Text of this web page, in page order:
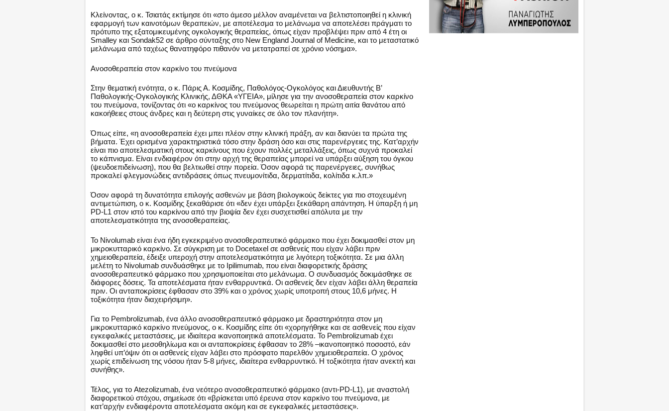
Κλείνοντας, ο κ. Τσιατάς εκτίμησε ότι «στο άμεσο μέλλον αναμένεται να βελτιστοποιηθεί η κλινική
εφαρμογή των καινοτόμων θεραπειών, με αποτέλεσμα το μελάνωμα να αποτελέσει πράγματι το
πρότυπο της εξατομικευμένης ογκολογικής θεραπείας, όπως είχαν προβλέψει πριν από 4 έτη οι
Smalley και Sondak52 σε άρθρο σύνταξης στο New England Journal of Medicine, και το μεταστατικό
μελάνωμα από ταχέως θανατηφόρο πιθανόν να μετατραπεί σε χρόνιο νόσημα».
Ανοσοθεραπεία στον καρκίνο του πνεύμονα
Στην θεματική ενότητα, ο κ. Πάρις Α. Κοσμίδης, Παθολόγος-Ογκολόγος και Διευθυντής Β’
Παθολογικής-Ογκολογικής Κλινικής, ΔΘΚΑ «ΥΓΕΙΑ», μίλησε για την ανοσοθεραπεία στον καρκίνο
του πνεύμονα, τονίζοντας ότι «ο καρκίνος του πνεύμονος θεωρείται η πρώτη αιτία θανάτου από
κακοήθειες στους άνδρες και η δεύτερη στις γυναίκες σε όλο τον πλανήτη».
Όπως είπε, «η ανοσοθεραπεία έχει μπει πλέον στην κλινική πράξη, αν και διανύει τα πρώτα της
βήματα. Έχει ορισμένα χαρακτηριστικά τόσο στην δράση όσο και στις παρενέργειες της. Κατ’αρχήν
είναι πιο αποτελεσματική στους καρκίνους που έχουν πολλές μεταλλάξεις, όπως συχνά προκαλεί
το κάπνισμα. Είναι ενδιαφέρον ότι στην αρχή της θεραπείας μπορεί να υπάρξει αύξηση του όγκου
(ψευδοεπιδείνωση), που θα βελτιωθεί στην πορεία. Όσον αφορά τις παρενέργειες, συνήθως
προκαλεί φλεγμονώδεις αντιδράσεις όπως πνευμονίτιδα, δερματίτιδα, κολίτιδα κ.λπ.»
Όσον αφορά τη δυνατότητα επιλογής ασθενών με βάση βιολογικούς δείκτες για πιο στοχευμένη
αντιμετώπιση, ο κ. Κοσμίδης ξεκαθάρισε ότι «δεν έχει υπάρξει ξεκάθαρη απάντηση. Η ύπαρξη ή μη
PD-L1 στον ιστό του καρκίνου από την βιοψία δεν έχει συσχετισθεί απόλυτα με την
αποτελεσματικότητα της ανοσοθεραπείας.
Το Nivolumab είναι ένα ήδη εγκεκριμένο ανοσοθεραπευτικό φάρμακο που έχει δοκιμασθεί στον μη
μικροκυτταρικό καρκίνο. Σε σύγκριση με το Docetaxel σε ασθενείς που είχαν λάβει πριν
χημειοθεραπεία, έδειξε υπεροχή στην αποτελεσματικότητα με λιγότερη τοξικότητα. Σε μια άλλη
μελέτη το Nivolumab συνδυάσθηκε με το Ipilimumab, που είναι διαφορετικής δράσης
ανοσοθεραπευτικό φάρμακο που χρησιμοποιείται στο μελάνωμα. Ο συνδυασμός δοκιμάσθηκε σε
διάφορες δόσεις. Τα αποτελέσματα ήταν ενθαρρυντικά. Οι ασθενείς δεν είχαν λάβει άλλη θεραπεία
πριν. Οι ανταποκρίσεις έφθασαν στο 39% και ο χρόνος χωρίς υποτροπή στους 10,6 μήνες. Η
τοξικότητα ήταν διαχειρήσιμη».
Για το Pembrolizumab, ένα άλλο ανοσοθεραπευτικό φάρμακο με δραστηριότητα στον μη
μικροκυτταρικό καρκίνο πνεύμονος, ο κ. Κοσμίδης είπε ότι «χορηγήθηκε και σε ασθενείς που είχαν
εγκεφαλικές μεταστάσεις, με ιδιαίτερα ικανοποιητικά αποτελέσματα. Το Pembrolizumab έχει
δοκιμασθεί στο μεσοθηλίωμα και οι ανταποκρίσεις έφθασαν το 28% –ικανοποιητικό ποσοστό, εάν
ληφθεί υπ’όψιν ότι οι ασθενείς είχαν λάβει στο πρόσφατο παρελθόν χημειοθεραπεία. Ο χρόνος
χωρίς επιδείνωση της νόσου ήταν 5-8 μήνες, ιδιαίτερα ενθαρρυντικό. Η τοξικότητα ήταν ανεκτή και
συνήθης».
Τέλος, για το Atezolizumab, ένα νεότερο ανοσοθεραπευτικό φάρμακο (αντι-PD-L1), με αναστολή
διαφορετικού στόχου, σημείωσε ότι «βρίσκεται υπό έρευνα στον καρκίνο του πνεύμονα, με
κατ’αρχήν ενδιαφέροντα αποτελέσματα ακόμη και σε εγκεφαλικές μεταστάσεις».